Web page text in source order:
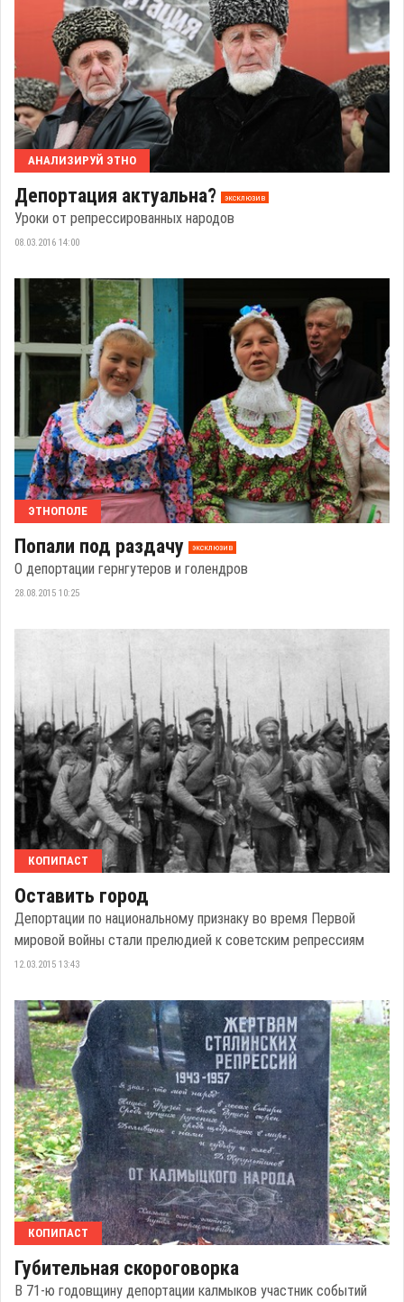
АНАЛИЗИРУЙ ЭТНО
Депортация актуальна? эксклюзив
Уроки от репрессированных народов
08.03.2016 14:00
ЭТНОПОЛЕ
Попали под раздачу эксклюзив
О депортации гернгутеров и голендров
28.08.2015 10:25
КОПИПАСТ
Оставить город
Депортации по национальному признаку во время Первой
мировой войны стали прелюдией к советским репрессиям
12.03.2015 13:43
КОПИПАСТ
Губительная скороговорка
В 71-ю годовщину депортации калмыков участник событий